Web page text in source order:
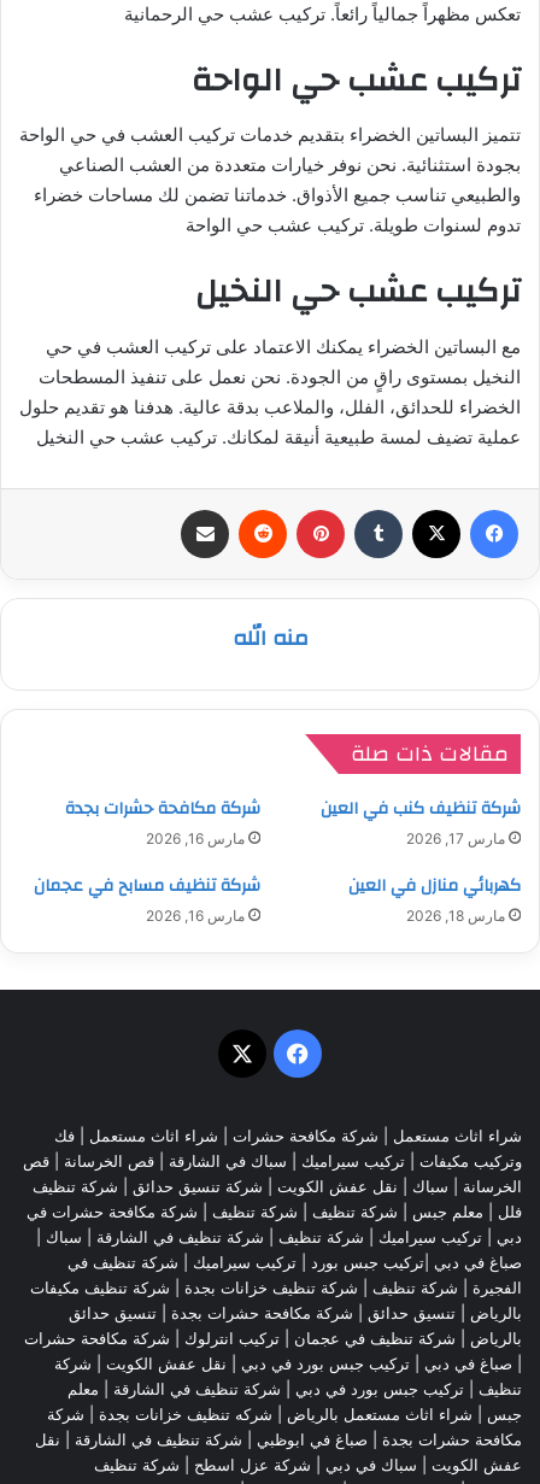
تعكس مظهراً جمالياً رائعاً. تركيب عشب حي الرحمانية
تركيب عشب حي الواحة
تتميز البساتين الخضراء بتقديم خدمات تركيب العشب في حي الواحة
بجودة استثنائية. نحن نوفر خيارات متعددة من العشب الصناعي
والطبيعي تناسب جميع الأذواق. خدماتنا تضمن لك مساحات خضراء
تدوم لسنوات طويلة. تركيب عشب حي الواحة
تركيب عشب حي النخيل
مع البساتين الخضراء يمكنك الاعتماد على تركيب العشب في حي
النخيل بمستوى راقٍ من الجودة. نحن نعمل على تنفيذ المسطحات
الخضراء للحدائق، الفلل، والملاعب بدقة عالية. هدفنا هو تقديم حلول
عملية تضيف لمسة طبيعية أنيقة لمكانك. تركيب عشب حي النخيل
فيسبوك بينتيريست
منه الله
مقالات ذات صلة
شركة تنظيف كنب في العين
مارس 17, 2026
شركة مكافحة حشرات بجدة
مارس 16, 2026
كهربائي منازل في العين
مارس 18, 2026
شركة تنظيف مسابح في عجمان
مارس 16, 2026
فيسبوك
‫X
شراء اثاث مستعمل شركة مكافحة حشرات شراء اثاث مستعمل
فك
وتركيب مكيفات | تركيب سيراميك | سباك في الشارقة قص الخرسانة | قص
الخرسانة | سباك نقل عفش الكويت شركة تنسيق حدائق
شركة تنظيف
فلل
معلم جبس شركة تنظيف شركة تنظيف
شركة مكافحة حشرات في
دبي
تركيب سيراميك شركة تنظيف شركة تنظيف في الشارقة | سباك |
صباغ في دبي |تركيب جبس بورد | تركيب سيراميك
شركة تنظيف في
الفجيرة
شركة تنظيف شركة تنظيف خزانات بجدة
شركة تنظيف مكيفات
بالرياض
تنسيق حدائق شركة مكافحة حشرات بجدة
تنسيق حدائق
بالرياض
شركة تنظيف في عجمان | تركيب انترلوك | شركة مكافحة حشرات
صباغ في دبي تركيب جبس بورد في دبي نقل عفش الكويت
شركة
تنظيف
تركيب جبس بورد في دبي شركة تنظيف في الشارقة
معلم
جبس
شراء اثاث مستعمل بالرياض شركه تنظيف خزانات بجدة
شركة
مكافحة حشرات بجدة
صباغ في ابوظبي شركة تنظيف في الشارقة
نقل
عفش الكويت | سباك في دبي | شركة عزل اسطح
شركة تنظيف